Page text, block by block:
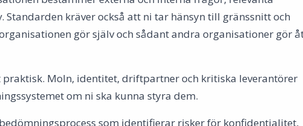
Standarden kräver också att ni tar hänsyn till gränssnitt och
gör själv och sådant andra organisationer gör
Moln, identitet, driftpartner och kritiska leverantörer
om ni ska kunna styra dem.
som identifierar risker för konfidentialitet,